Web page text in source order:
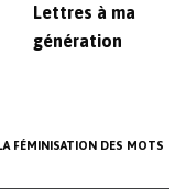
FÉMINISATION DES MOTS
Lettres à ma
génération